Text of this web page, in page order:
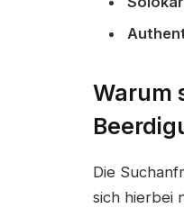
Warum
Die
sich hierbei